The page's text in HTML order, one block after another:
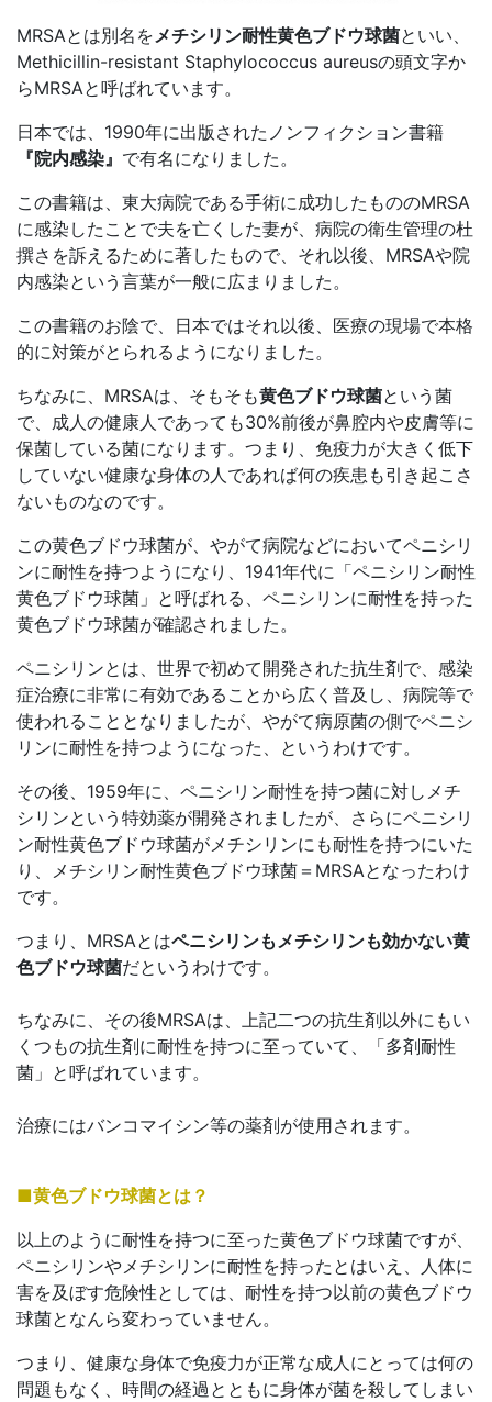
MRSAとは別名を メチシリン耐性黄色ブドウ球菌といい、
Methicillin-resistant Staphylococcus aureusの頭文字か
らMRSAと呼ばれています。
日本では、1990年に出版されたノンフィクション書籍
『院内感染』 で有名になりました。
この書籍は、東大病院である手術に成功したもののMRSA
に感染したことで夫を亡くした妻が、病院の衛生管理の杜
撰さを訴えるために著したもので、それ以後、MRSAや院
内感染という言葉が一般に広まりました。
この書籍のお陰で、日本ではそれ以後、医療の現場で本格
的に対策がとられるようになりました。
ちなみに、MRSAは、そもそも黄色ブドウ球菌という菌
で、成人の健康人であっても30%前後が鼻腔内や皮膚等に
保菌している菌になります。つまり、免疫力が大きく低下
していない健康な身体の人であれば何の疾患も引き起こさ
ないものなのです。
この黄色ブドウ球菌が、やがて病院などにおいてペニシリ
ンに耐性を持つようになり、1941年代に「ペニシリン耐性
黄色ブドウ球菌」と呼ばれる、ペニシリンに耐性を持った
黄色ブドウ球菌が確認されました。
ペニシリンとは、世界で初めて開発された抗生剤で、感染
症治療に非常に有効であることから広く普及し、病院等で
使われることとなりましたが、やがて病原菌の側でペニシ
リンに耐性を持つようになった、というわけです。
その後、1959年に、ペニシリン耐性を持つ菌に対しメチ
シリンという特効薬が開発されましたが、さらにペニシリ
ン耐性黄色ブドウ球菌がメチシリンにも耐性を持つにいた
り、メチシリン耐性黄色ブドウ球菌＝MRSAとなったわけ
です。
つまり、MRSAとはペニシリンもメチシリンも効かない黄
色ブドウ球菌だというわけです。
ちなみに、その後MRSAは、上記二つの抗生剤以外にもい
くつもの抗生剤に耐性を持つに至っていて、「多剤耐性
菌」と呼ばれています。
治療にはバンコマイシン等の薬剤が使用されます。
■黄色ブドウ球菌とは？
以上のように耐性を持つに至った黄色ブドウ球菌ですが、
ペニシリンやメチシリンに耐性を持ったとはいえ、人体に
害を及ぼす危険性としては、耐性を持つ以前の黄色ブドウ
球菌となんら変わっていません。
つまり、健康な身体で免疫力が正常な成人にとっては何の
問題もなく、時間の経過とともに身体が菌を殺してしまい